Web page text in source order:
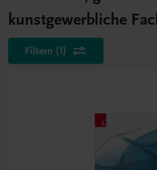
kunstgewerbliche
Filtern (1)